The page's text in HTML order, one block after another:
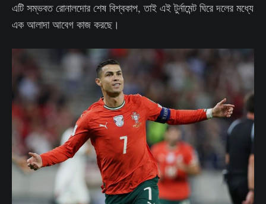
এটি সম্ভবত রোনালদোর শেষ বিশ্বকাপ, তাই এই টুর্নামেন্ট ঘিরে দলের মধ্যে
এক আলাদা আবেগ কাজ করছে।